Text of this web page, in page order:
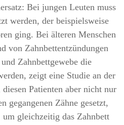
Bei jungen Leuten muss
werden, der beispielsweise
ging. Bei älteren Menschen
von Zahnbettentzündungen
Zahnbettgewebe die
zeigt eine Studie an der
Patienten aber nicht nur
gegangenen Zähne gesetzt,
gleichzeitig das Zahnbett